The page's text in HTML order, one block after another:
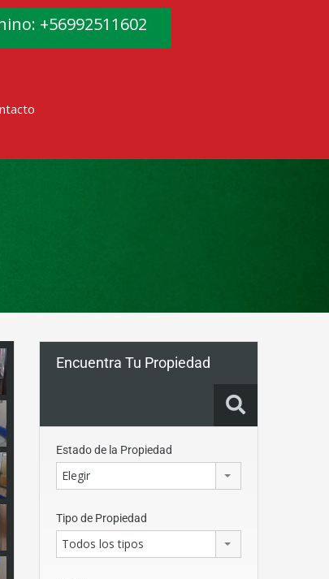
+56992511602
Encuentra Tu Propiedad
Estado de la Propiedad
Elegir
Tipo de Propiedad
Todos los tipos